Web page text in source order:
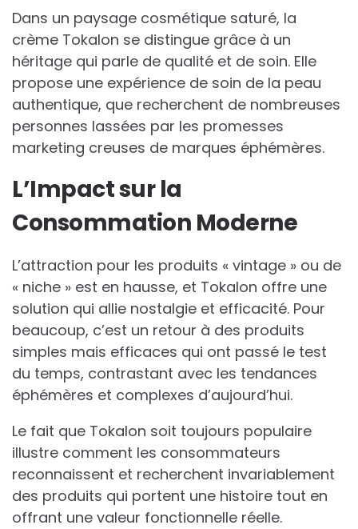
Dans un paysage cosmétique saturé, la
crème Tokalon se distingue grâce à un
héritage qui parle de qualité et de soin. Elle
propose une expérience de soin de la peau
authentique, que recherchent de nombreuses
personnes lassées par les promesses
marketing creuses de marques éphémères.
L’Impact sur la
Consommation Moderne
L’attraction pour les produits « vintage » ou de
« niche » est en hausse, et Tokalon offre une
solution qui allie nostalgie et efficacité. Pour
beaucoup, c’est un retour à des produits
simples mais efficaces qui ont passé le test
du temps, contrastant avec les tendances
éphémères et complexes d’aujourd’hui.
Le fait que Tokalon soit toujours populaire
illustre comment les consommateurs
reconnaissent et recherchent invariablement
des produits qui portent une histoire tout en
offrant une valeur fonctionnelle réelle.